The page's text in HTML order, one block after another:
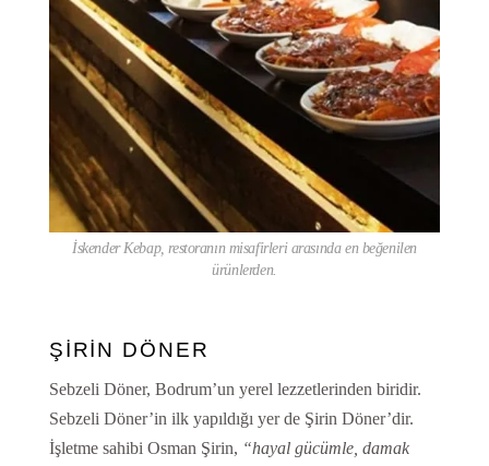
İskender Kebap, restoranın misafirleri arasında en beğenilen
ürünlerden.
ŞİRİN DÖNER
Sebzeli Döner, Bodrum’un yerel lezzetlerinden biridir.
Sebzeli Döner’in ilk yapıldığı yer de Şirin Döner’dir.
İşletme sahibi Osman Şirin, “hayal gücümle, damak